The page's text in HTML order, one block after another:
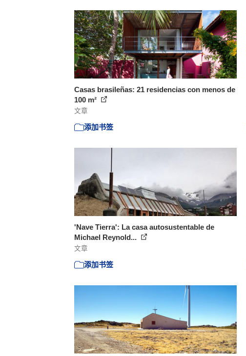
Casas brasileñas: 21 residencias con menos de
100 m²
文章
添加书签
'Nave Tierra': La casa autosustentable de
Michael Reynold...
文章
添加书签